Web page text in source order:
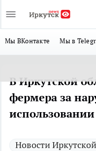
Мы ВКонтакте Мы в
В Иркутской
фермера за
Новости